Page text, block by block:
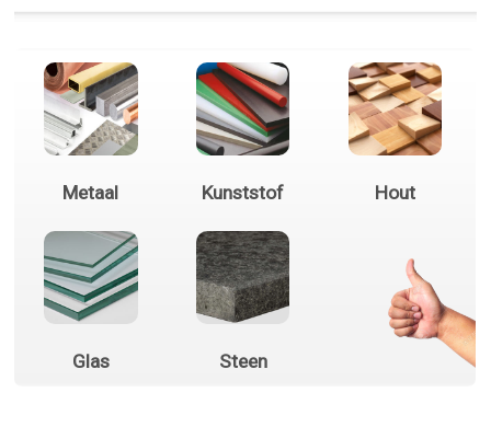
Metaal Kunststof Hout
Glas Steen